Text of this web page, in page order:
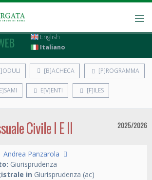
English
Italiano
[B]ACHECA [P]ROGRAMMA
E[V]ENTI [F]ILES
Civile I E II 2025/2026
Andrea Panzarola
Giurisprudenza
in Giurisprudenza (ac)